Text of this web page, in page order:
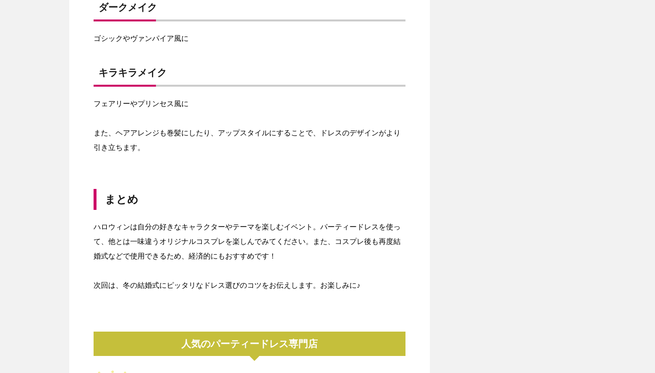
ダークメイク
ゴシックやヴァンパイア風に
キラキラメイク
フェアリーやプリンセス風に
また、ヘアアレンジも巻髪にしたり、アップスタイルにすることで、ドレスのデザインがより
引き立ちます。
まとめ
ハロウィンは自分の好きなキャラクターやテーマを楽しむイベント。パーティードレスを使っ
て、他とは一味違うオリジナルコスプレを楽しんでみてください。また、コスプレ後も再度結
婚式などで使用できるため、経済的にもおすすめです！
次回は、冬の結婚式にピッタリなドレス選びのコツをお伝えします。お楽しみに♪
人気のパーティードレス専門店